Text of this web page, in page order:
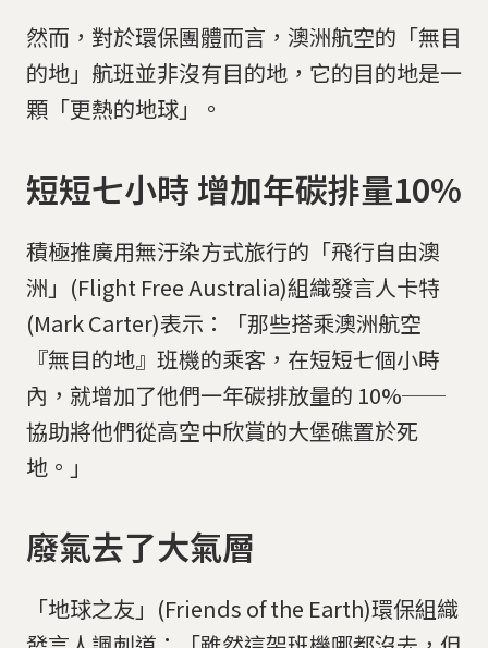
然而，對於環保團體而言，澳洲航空的「無目
的地」航班並非沒有目的地，它的目的地是一
顆「更熱的地球」。
短短七小時 增加年碳排量10%
積極推廣用無汙染方式旅行的「飛行自由澳
洲」(Flight Free Australia)組織發言人卡特
(Mark Carter)表示：「那些搭乘澳洲航空
『無目的地』班機的乘客，在短短七個小時
內，就增加了他們一年碳排放量的 10%──
協助將他們從高空中欣賞的大堡礁置於死
地。」
廢氣去了大氣層
「地球之友」(Friends of the Earth)環保組織